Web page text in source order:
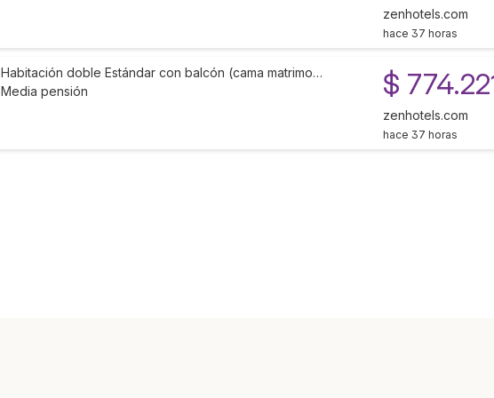
zenhotels.com
hace 37 horas
Habitación doble Estándar con balcón (cama matrimo…
Media pensión
$
zenhotels.com
hace 37 horas